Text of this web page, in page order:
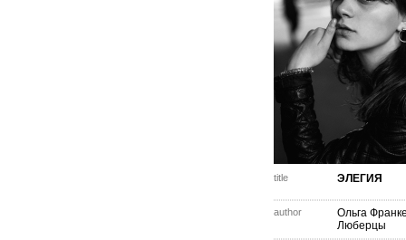
title ЭЛЕГИЯ
author
Ольга
Люберцы